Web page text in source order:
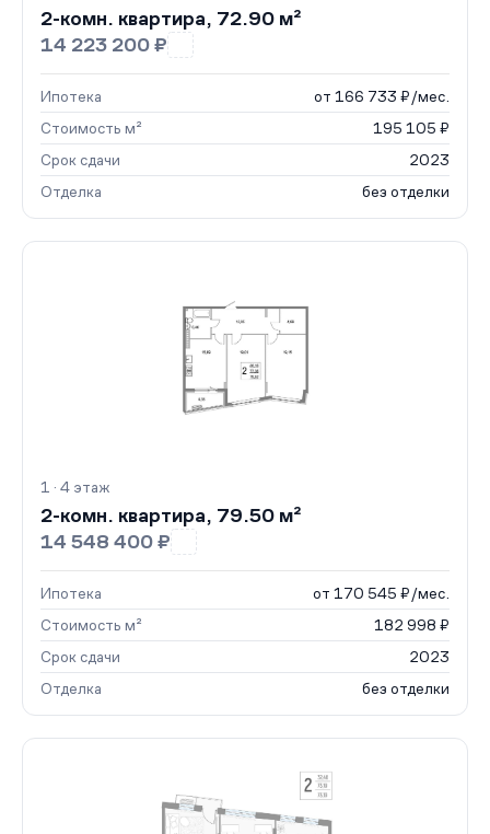
2-комн. квартира, 72.90 м²
14 223 200 ₽
Ипотека
от 166 733 ₽/мес.
Стоимость м²
195 105 ₽
Срок сдачи
2023
Отделка
без отделки
1 · 4 этаж
2-комн. квартира, 79.50 м²
14 548 400 ₽
Ипотека
от 170 545 ₽/мес.
Стоимость м²
182 998 ₽
Срок сдачи
2023
Отделка
без отделки